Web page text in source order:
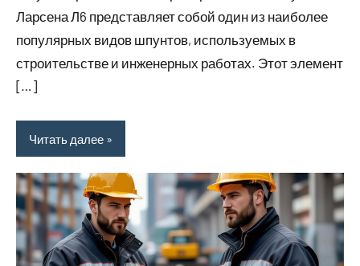
Ларсена Л6 представляет собой один из наиболее
популярных видов шпунтов, используемых в
строительстве и инженерных работах. Этот элемент
[…]
Читать далее